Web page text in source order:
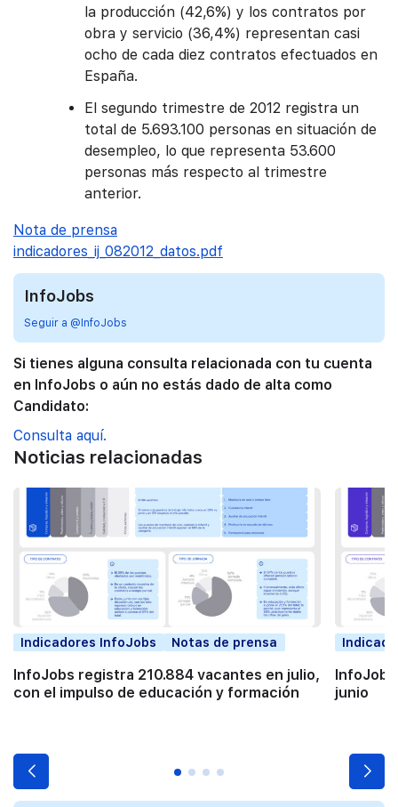
la producción (42,6%) y los contratos por
obra y servicio (36,4%) representan casi
ocho de cada diez contratos efectuados en
España.
El segundo trimestre de 2012 registra un
total de 5.693.100 personas en situación de
desempleo, lo que representa 53.600
personas más respecto al trimestre
anterior.
Nota de prensa
indicadores_ij_082012_datos.pdf
InfoJobs
Seguir a @InfoJobs
Si tienes alguna consulta relacionada con tu cuenta
en InfoJobs o aún no estás dado de alta como
Candidato:
Consulta aquí.
Noticias relacionadas
Indicadores InfoJobs Notas de prensa
InfoJobs registra 210.884 vacantes en julio,
con el impulso de educación y formación
junio